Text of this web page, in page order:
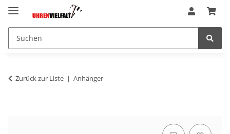
Zurück zur Liste Anhänger